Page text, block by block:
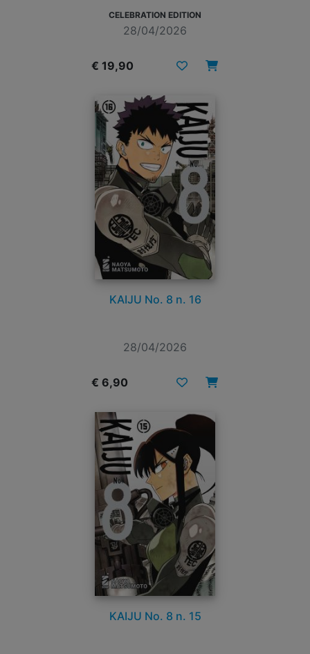
CELEBRATION EDITION
28/04/2026
€ 19,90
KAIJU No. 8 n. 16
28/04/2026
€ 6,90
KAIJU No. 8 n. 15